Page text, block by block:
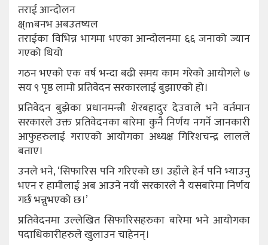
तराई आन्दोलन
क्ष्mबनभ अबउतष्यल
तराईका विभिन्न भागमा भएका आन्दोलनमा ६६ जनाको ज्यान
गएको थियो
गठन भएको एक वर्ष भन्दा बढी समय काम गरेको आयोगले ७
सय ९ पृष्ठ लामो प्रतिवेदन सरकारलाई बुझाएको हो।
प्रतिवेदन बुझेका प्रधानमन्त्री शेरबहादुर देउवाले भने वर्तमान
सरकारले उक्त प्रतिवेदनका बारेमा कुनै निर्णय नगर्ने जानकारी
आफुहरुलाई गराएको आयोगका अध्यक्ष गिरिशचन्द्र लालले
बताए।
उनले भने, ‘सिफारिस पनि गरिएको छ। उहाँले हेर्न पनि भ्याउनु
भएन र हामीलाई अब आउने नयाँ सरकारले नै यसबारेमा निर्णय
गर्छ भन्नुभएको छ।’
प्रतिवेदनमा उल्लेखित सिफारिसहरुका बारेमा भने आयोगका
पदाधिकारीहरुले खुलाउन चाहेनन्।